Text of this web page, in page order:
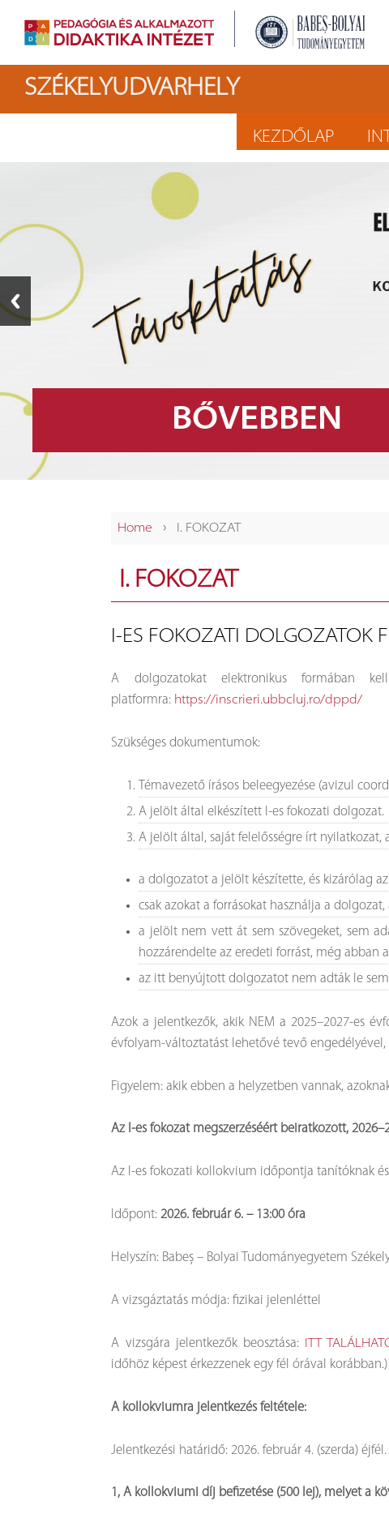
SZÉKELYUDVARHELY
KEZDŐLAP
BŐVEBBEN
Home › I. FOKOZAT
I. FOKOZAT
I-ES FOKOZATI DOLGOZATOK
A dolgozatokat elektronikus formában
platformra: https://inscrieri.ubbcluj.ro/dppd/
Szükséges dokumentumok:
Témavezető írásos beleegyezése (avizul
A jelölt által elkészített I-es fokozati dolgozat.
A jelölt által, saját felelősségre írt
a dolgozatot a jelölt készítette, és kizárólag
csak azokat a forrásokat használja a
a jelölt nem vett át sem szövegeket, sem
hozzárendelte az eredeti forrást, még abban
az itt benyújtott dolgozatot nem adták le
Azok a jelentkezők, akik NEM a 2025–2027-es
évfolyam-változtatást lehetővé tevő
Figyelem: akik ebben a helyzetben vannak,
Az I-es fokozat megszerzéséért beiratkozott,
Az I-es fokozati kollokvium időpontja tanítóknak
Időpont:2026. február 6. – 13:00 óra
Helyszín: Babeș – Bolyai Tudományegyetem
A vizsgáztatás módja: fizikai jelenléttel
A vizsgára jelentkezők beosztása: ITT
időhöz képest érkezzenek egy fél órával korábban.)
A kollokviumra jelentkezés feltétele:
Jelentkezési határidő: 2026. február 4. (szerda) éjfél.
1, A kollokviumi díj befizetése (500 lej), melyet a